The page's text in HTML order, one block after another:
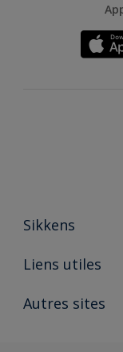
Sikkens
A propos de Sikkens
Liens utiles
Ouvrir un magasin
Autres sites